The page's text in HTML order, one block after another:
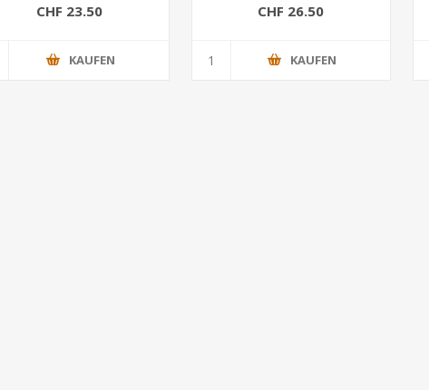
CHF 23.50
KAUFEN
CHF 26.50
KAUFEN